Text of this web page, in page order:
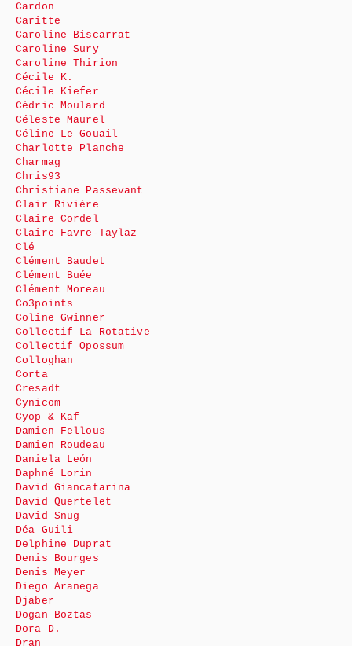
Cardon
Caritte
Caroline Biscarrat
Caroline Sury
Caroline Thirion
Cécile K.
Cécile Kiefer
Cédric Moulard
Céleste Maurel
Céline Le Gouail
Charlotte Planche
Charmag
Chris93
Christiane Passevant
Clair Rivière
Claire Cordel
Claire Favre-Taylaz
Clé
Clément Baudet
Clément Buée
Clément Moreau
Co3points
Coline Gwinner
Collectif La Rotative
Collectif Opossum
Colloghan
Corta
Cresadt
Cynicom
Cyop & Kaf
Damien Fellous
Damien Roudeau
Daniela León
Daphné Lorin
David Giancatarina
David Quertelet
David Snug
Déa Guili
Delphine Duprat
Denis Bourges
Denis Meyer
Diego Aranega
Djaber
Dogan Boztas
Dora D.
Dran